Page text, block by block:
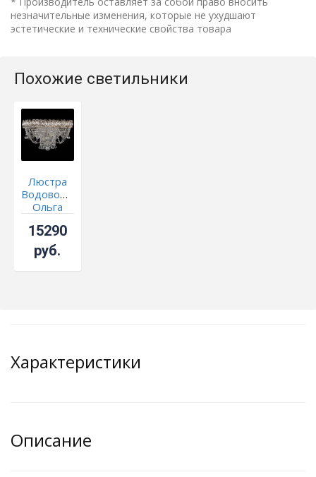
незначительные изменения, которые не ухудшают
эстетические и технические свойства товара
Похожие светильники
Люстра
Водоворот
Ольга
15290
руб.
Характеристики
Описание